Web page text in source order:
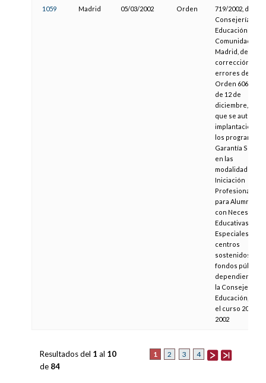
1059 Madrid 05/03/2002 Orden
719/2002, de la
Consejería de
Educación de la
Comunidad de
Madrid, de
corrección de
errores de la
Orden 6069/
de 12 de
diciembre, por
que se autoriza
implantación de
los programas
Garantía Social
en las
modalidades de
Iniciación
Profesional y
para Alumnos
con
Educativas
Especiales, en
centros
sostenidos con
fondos públicos
dependientes
la Consejería de
Educación, para
el curso 2001-
2002
1 2 3 4
Resultados del 1 al 10
de 84